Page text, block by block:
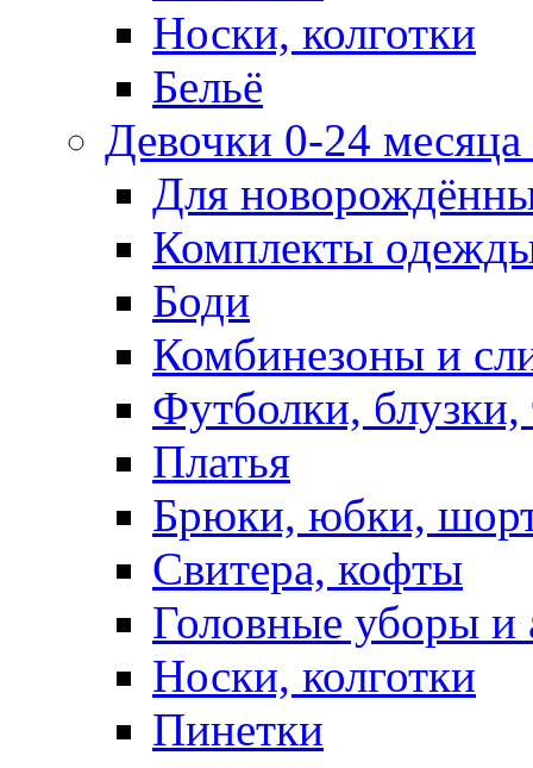
Носки, колготки
Бельё
Девочки 0-24
Для
Комплекты
Боди
Комбинезоны и
Футболки,
Платья
Брюки, юбки,
Свитера, кофты
Головные уборы и
Носки, колготки
Пинетки